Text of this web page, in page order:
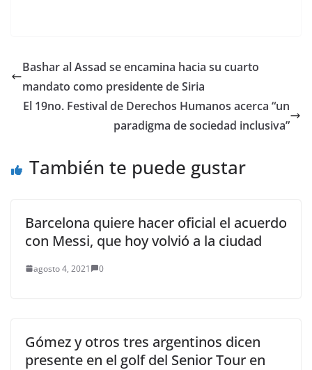
derecho a adquirirlos
conseguir…
Bashar al Assad se encamina hacia su cuarto
mandato como presidente de Siria
El 19no. Festival de Derechos Humanos acerca “un
paradigma de sociedad inclusiva”
También te puede gustar
Barcelona quiere hacer oficial el acuerdo
con Messi, que hoy volvió a la ciudad
agosto 4, 2021 0
Gómez y otros tres argentinos dicen
presente en el golf del Senior Tour en